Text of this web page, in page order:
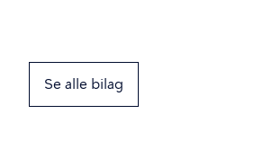
Se alle bilag